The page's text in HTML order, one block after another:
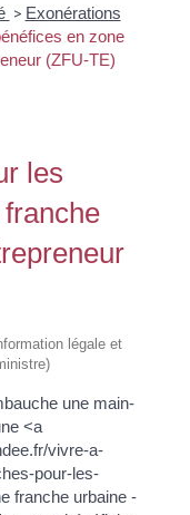
> Exonérations
en zone
(ZFU-TE)
les
légale et
une main-
<a
vivre-a-
pour-les-
franche urbaine -